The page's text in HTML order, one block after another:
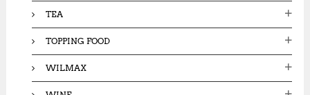
TEA
TOPPING FOOD
WILMAX